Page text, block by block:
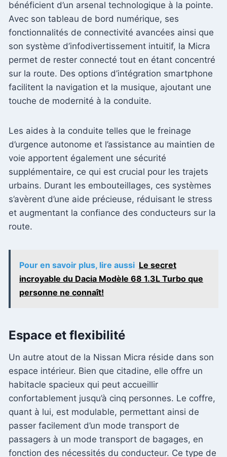
bénéficient d’un arsenal technologique à la pointe.
Avec son tableau de bord numérique, ses
fonctionnalités de connectivité avancées ainsi que
son système d’infodivertissement intuitif, la Micra
permet de rester connecté tout en étant concentré
sur la route. Des options d’intégration smartphone
facilitent la navigation et la musique, ajoutant une
touche de modernité à la conduite.
Les aides à la conduite telles que le freinage
d’urgence autonome et l’assistance au maintien de
voie apportent également une sécurité
supplémentaire, ce qui est crucial pour les trajets
urbains. Durant les embouteillages, ces systèmes
s’avèrent d’une aide précieuse, réduisant le stress
et augmentant la confiance des conducteurs sur la
route.
Pour en savoir plus, lire aussi Le secret
incroyable du Dacia Modèle 68 1.3L Turbo que
personne ne connaît!
Espace et flexibilité
Un autre atout de la Nissan Micra réside dans son
espace intérieur. Bien que citadine, elle offre un
habitacle spacieux qui peut accueillir
confortablement jusqu’à cinq personnes. Le coffre,
quant à lui, est modulable, permettant ainsi de
passer facilement d’un mode transport de
passagers à un mode transport de bagages, en
fonction des nécessités du conducteur. Ce type de